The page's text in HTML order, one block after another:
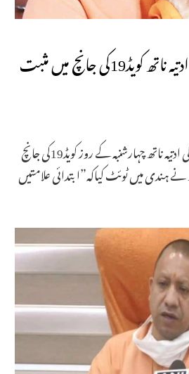
اترپردیش چیف منسٹر یوگی ادتیہ ناتھ کویڈ19کی جانچ میں مثبت
لکھنو۔ اترپردیش چیف منسٹر یوگی ادتیہ ناتھ چہارشنبہ کے روز کویڈ19کی جانچ
ہندی میں ٹوئٹ کیاکہ”ابتدائی علامتیں